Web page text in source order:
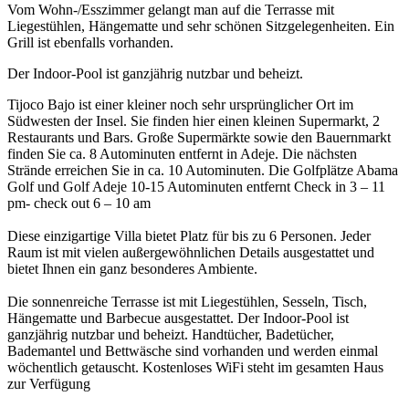
Vom Wohn-/Esszimmer gelangt man auf die Terrasse mit
Liegestühlen, Hängematte und sehr schönen Sitzgelegenheiten. Ein
Grill ist ebenfalls vorhanden.
Der Indoor-Pool ist ganzjährig nutzbar und beheizt.
Tijoco Bajo ist einer kleiner noch sehr ursprünglicher Ort im
Südwesten der Insel. Sie finden hier einen kleinen Supermarkt, 2
Restaurants und Bars. Große Supermärkte sowie den Bauernmarkt
finden Sie ca. 8 Autominuten entfernt in Adeje. Die nächsten
Strände erreichen Sie in ca. 10 Autominuten. Die Golfplätze Abama
Golf und Golf Adeje 10-15 Autominuten entfernt Check in 3 – 11
pm- check out 6 – 10 am
Diese einzigartige Villa bietet Platz für bis zu 6 Personen. Jeder
Raum ist mit vielen außergewöhnlichen Details ausgestattet und
bietet Ihnen ein ganz besonderes Ambiente.
Die sonnenreiche Terrasse ist mit Liegestühlen, Sesseln, Tisch,
Hängematte und Barbecue ausgestattet. Der Indoor-Pool ist
ganzjährig nutzbar und beheizt. Handtücher, Badetücher,
Bademantel und Bettwäsche sind vorhanden und werden einmal
wöchentlich getauscht. Kostenloses WiFi steht im gesamten Haus
zur Verfügung